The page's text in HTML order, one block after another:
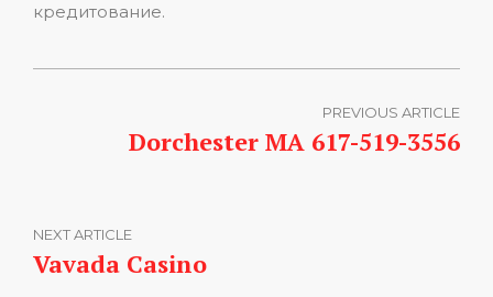
кредитование.
PREVIOUS ARTICLE
Dorchester MA 617-519-3556
NEXT ARTICLE
Vavada Casino